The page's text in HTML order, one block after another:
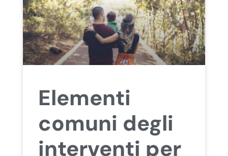
Elementi
comuni degli
interventi per